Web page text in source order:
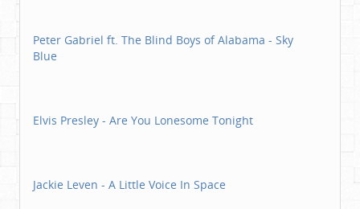
Peter Gabriel ft. The Blind Boys of Alabama - Sky
Blue
Elvis Presley - Are You Lonesome Tonight
Jackie Leven - A Little Voice In Space